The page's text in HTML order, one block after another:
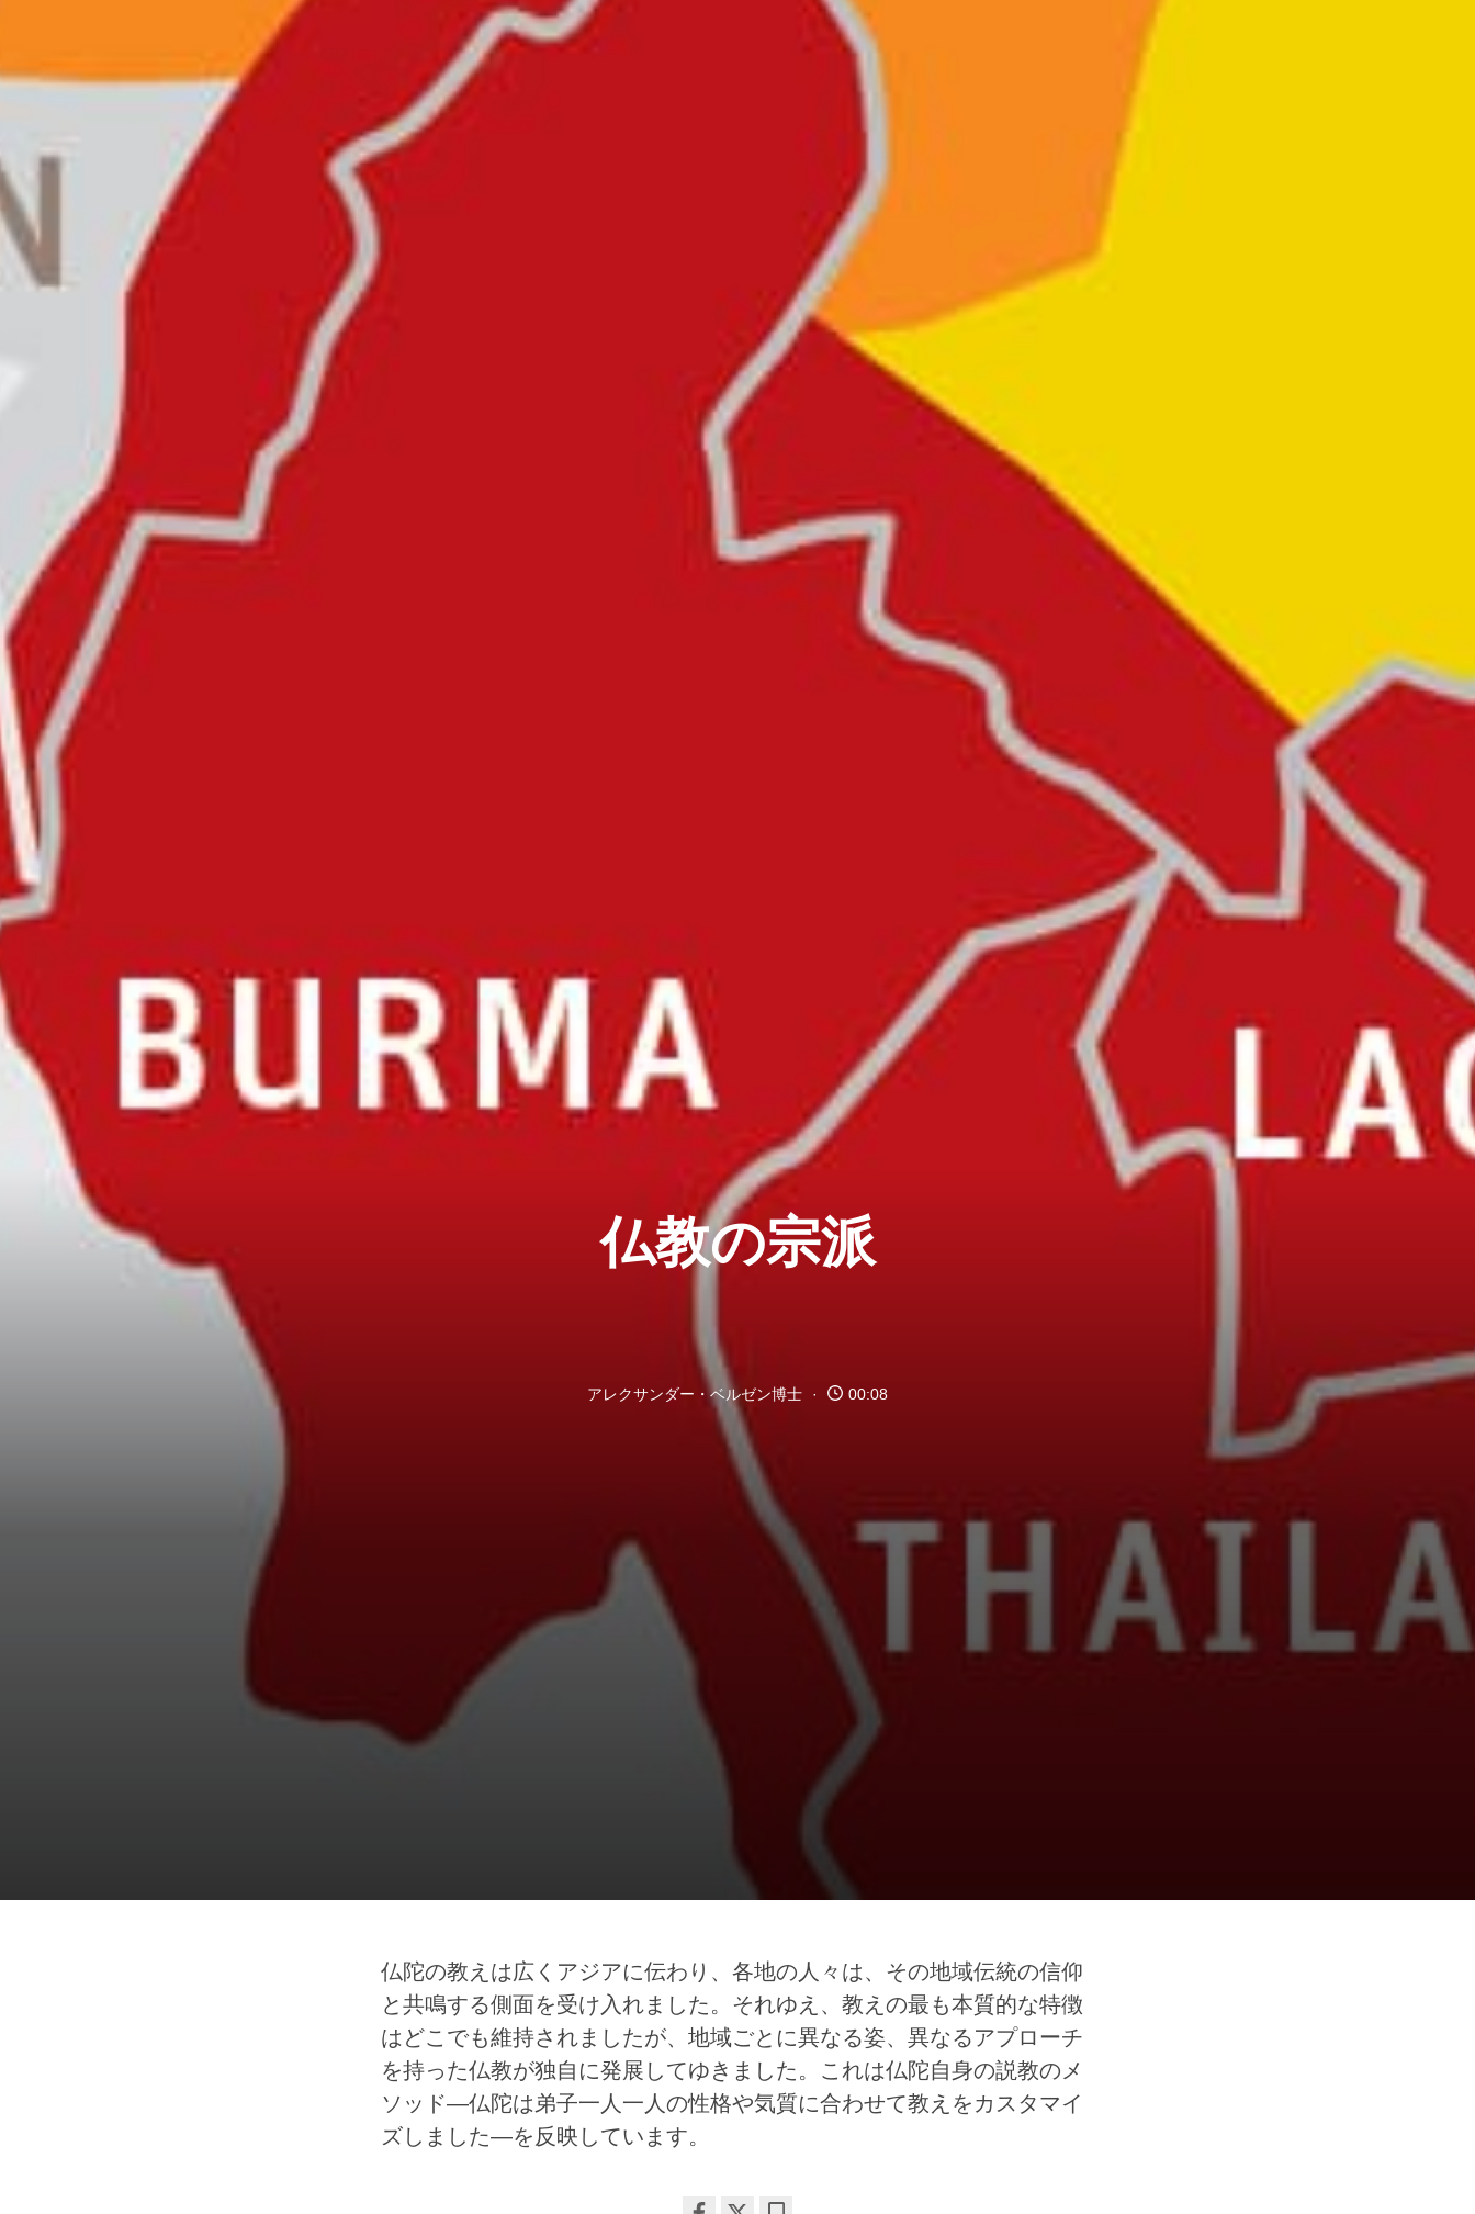
仏教の宗派
アレクサンダー・ベルゼン博士 00:08
仏陀の教えは広くアジアに伝わり、各地の人々は、その地域伝統の信仰
と共鳴する側面を受け入れました。それゆえ、教えの最も本質的な特徴
はどこでも維持されましたが、地域ごとに異なる姿、異なるアプローチ
を持った仏教が独自に発展してゆきました。これは仏陀自身の説教のメ
ソッド―仏陀は弟子一人一人の性格や気質に合わせて教えをカスタマイ
ズしました―を反映しています。